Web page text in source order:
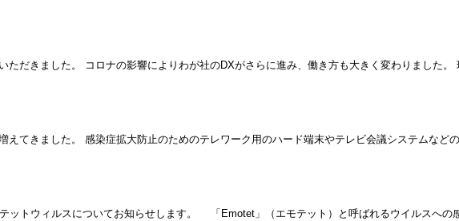
ただきました。 コロナの影響によりわが社のDXがさらに進み、働き方も大きく変わりました
えてきました。 感染症拡大防止のためのテレワーク用のハード端末やテレビ会議システムな
ットウィルスについてお知らせします。 「Emotet」（エモテット）と呼ばれるウイルスへ